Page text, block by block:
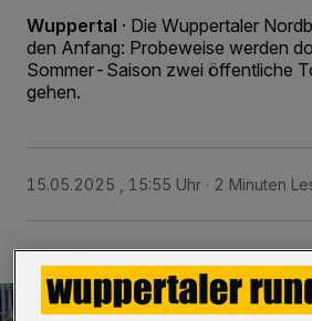
Wuppertal · Die Wuppertaler
den Anfang: Probeweise werden
Sommer-Saison zwei öffentliche
gehen.
15.05.2025 , 15:55 Uhr 2 Minuten